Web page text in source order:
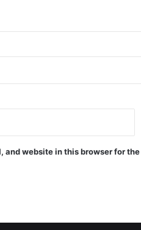
and website in this browser for